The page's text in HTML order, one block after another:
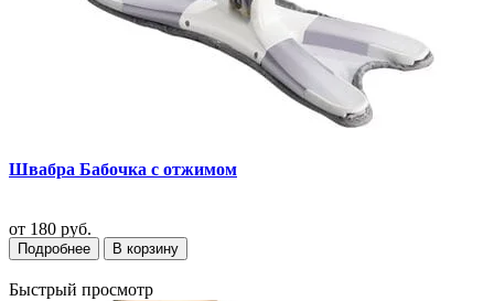
Швабра Бабочка с отжимом
от 180 руб.
Подробнее В корзину
Быстрый просмотр